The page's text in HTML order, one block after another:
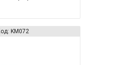
KM072